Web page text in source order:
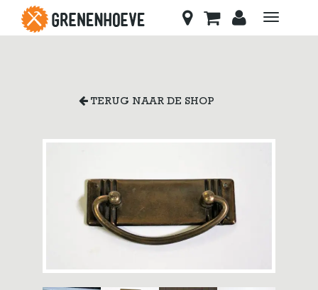
Toggle
TERUG NAAR DE SHOP